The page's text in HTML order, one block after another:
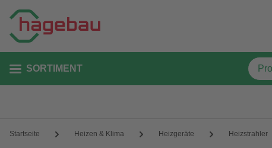
SORTIMENT
Startseite Heizen & Klima Heizgeräte Heizstrahler